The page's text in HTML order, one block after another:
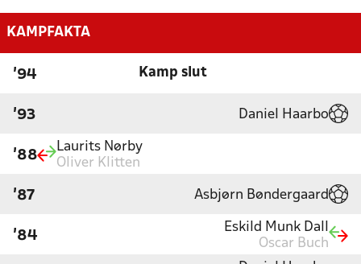
KAMPFAKTA
'94 Kamp slut
'93 Daniel Haarbo
'88
Laurits Nørby
Oliver Klitten
'87 Asbjørn Bøndergaard
'84
Eskild Munk Dall
Oscar Buch